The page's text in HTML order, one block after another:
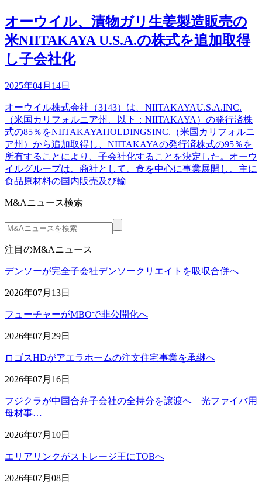
オーウイル、漬物ガリ生姜製造販売の
米NIITAKAYA U.S.A.の株式を追加取得
し子会社化
2025年04月14日
オーウイル株式会社（3143）は、NIITAKAYAU.S.A.INC.
（米国カリフォルニア州、以下：NIITAKAYA）の発行済株
式の85％をNIITAKAYAHOLDINGSINC.（米国カリフォルニ
ア州）から追加取得し、NIITAKAYAの発行済株式の95％を
所有することにより、子会社化することを決定した。オーウ
イルグループは、商社として、食を中心に事業展開し、主に
食品原材料の国内販売及び輸
M&Aニュース検索
注目のM&Aニュース
デンソーが完全子会社デンソークリエイトを吸収合併へ
2026年07月13日
フューチャーがMBOで非公開化へ
2026年07月29日
ロゴスHDがアエラホームの注文住宅事業を承継へ
2026年07月16日
フジクラが中国合弁子会社の全持分を譲渡へ 光ファイバ用
母材事…
2026年07月10日
エリアリンクがストレージ王にTOBへ
2026年07月08日